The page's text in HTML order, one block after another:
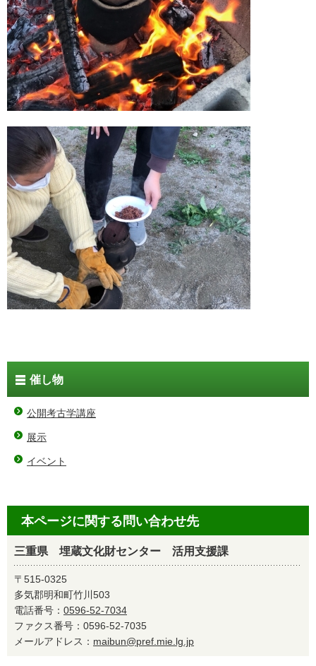
催し物
公開考古学講座
展示
イベント
本ページに関する問い合わせ先
三重県 埋蔵文化財センター 活用支援課
〒515-0325
多気郡明和町竹川503
電話番号： 0596-52-7034
ファクス番号：0596-52-7035
メールアドレス： maibun@pref.mie.lg.jp